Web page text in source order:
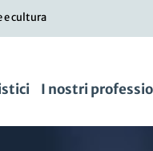
e cultura
I nostri